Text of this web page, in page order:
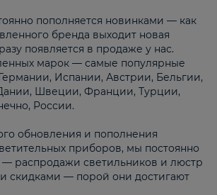
пополняется новинками — как
бренда выходит новая
появляется в продаже у нас.
марок — самые популярные
Испании, Австрии, Бельгии,
Швеции, Франции, Турции,
России.
обновления и пополнения
приборов, мы постоянно
распродажи светильников и люстр
скидками — порой они достигают